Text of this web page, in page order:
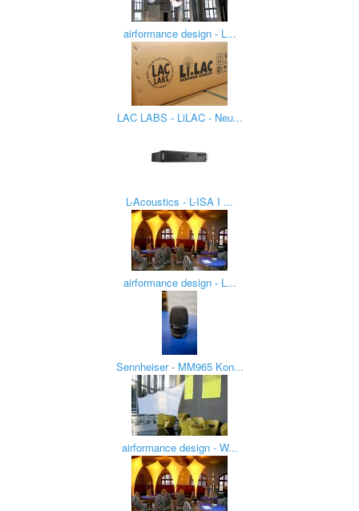
airformance design - L...
LAC LABS - LiLAC - Neu...
L-Acoustics - L-ISA I ...
airformance design - L...
Sennheiser - MM965 Kon...
airformance design - W...